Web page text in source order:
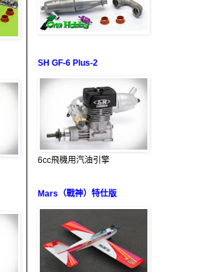
SH GF-6 Plus-2
6cc飛機用汽油引擎
Mars（戰神）特仕版